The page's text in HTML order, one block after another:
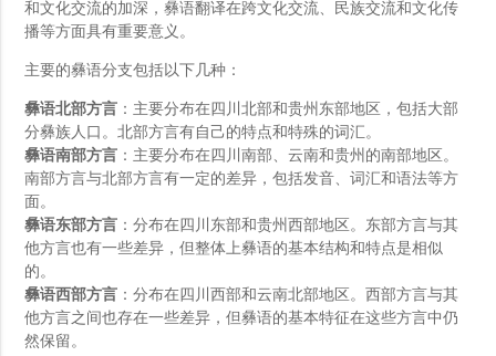
和文化交流的加深，彝语翻译在跨文化交流、民族交流和文化传
播等方面具有重要意义。
主要的彝语分支包括以下几种：
彝语北部方言 ：主要分布在四川北部和贵州东部地区，包括大部
分彝族人口。北部方言有自己的特点和特殊的词汇。
彝语南部方言 ：主要分布在四川南部、云南和贵州的南部地区。
南部方言与北部方言有一定的差异，包括发音、词汇和语法等方
面。
彝语东部方言 ：分布在四川东部和贵州西部地区。东部方言与其
他方言也有一些差异，但整体上彝语的基本结构和特点是相似
的。
彝语西部方言 ：分布在四川西部和云南北部地区。西部方言与其
他方言之间也存在一些差异，但彝语的基本特征在这些方言中仍
然保留。